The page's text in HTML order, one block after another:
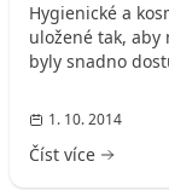
Hygienické a
uložené tak, aby
byly snadno
1. 10. 2014
Číst více